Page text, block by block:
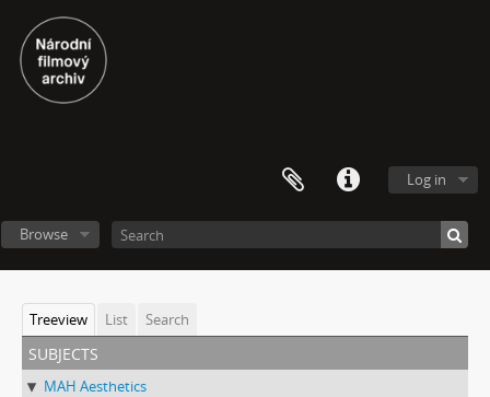
Log in
Browse
Treeview List Search
subjects
MAH Aesthetics